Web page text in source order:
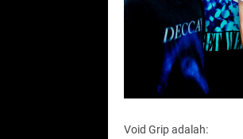
Void Grip adalah: